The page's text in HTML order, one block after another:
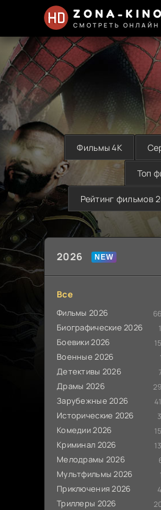
ZONA-KINO
СМОТРЕТЬ ОНЛАЙН
Фильмы 4K
Топ
Рейтинг фильмов
2026
Все
Фильмы 2026
Биографические 2026
Боевики 2026
Военные 2026
Детективы 2026
Драмы 2026
Зарубежные 2026
Исторические 2026
Комедии 2026
Криминал 2026
Мелодрамы 2026
Мультфильмы 2026
Приключения 2026
Триллеры 2026